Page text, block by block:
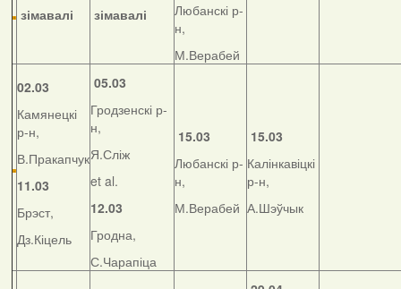
зімавалі зімавалі
Любанскі р-
н,
М.Верабей
02.03
Камянецкі
р-н,
В.Пракапчук
11.03
Брэст,
Дз.Кіцель
05.03
Гродзенскі р-
н,
Я.Сліж
et al.
12.03
Гродна,
С.Чарапіца
15.03
Любанскі р-
н,
М.Верабей
15.03
Калінкавіцкі
р-н,
А.Шэўчык